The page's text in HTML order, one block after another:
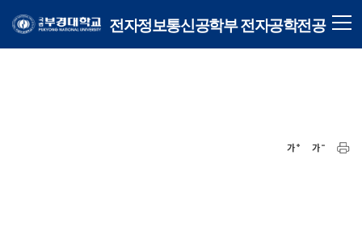
전자정보통신공학부 전자공학전공